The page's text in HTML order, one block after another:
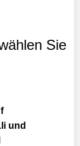
Sie
und